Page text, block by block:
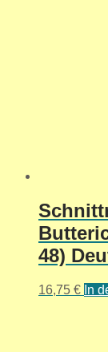
48)
16,75 € In